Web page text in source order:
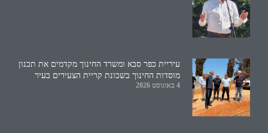
עיריית כפר סבא ומשרד החינוך מקדמים את תכנון
מוסדות החינוך בשכונת קריית הצעירים בעיר
4 באוגוסט 2026